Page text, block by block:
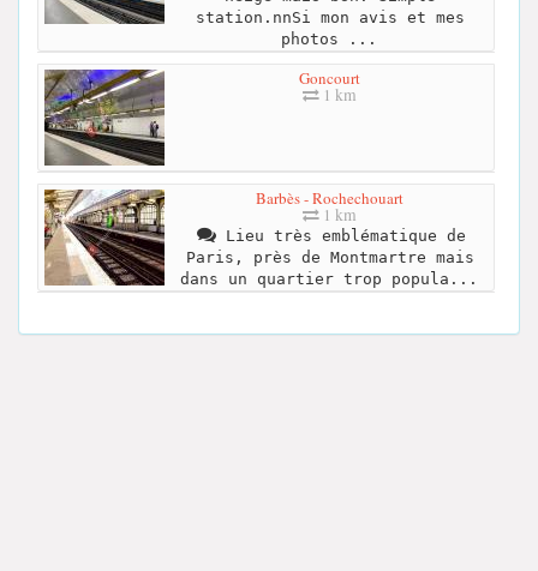
station.nnSi mon avis et mes
photos ...
Goncourt
1 km
Barbès - Rochechouart
1 km
Lieu très emblématique de
Paris, près de Montmartre mais
dans un quartier trop popula...